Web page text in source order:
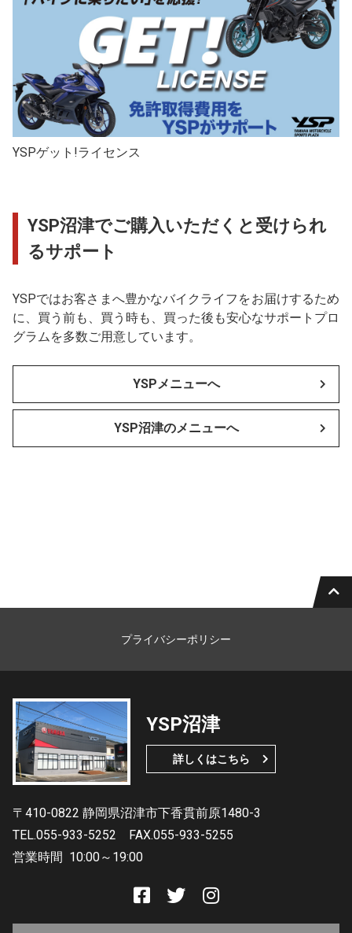
YSPゲット!ライセンス
YSP沼津でご購入いただくと受けられ
るサポート
YSPではお客さまへ豊かなバイクライフをお届けするため
に、買う前も、買う時も、買った後も安心なサポートプロ
グラムを多数ご用意しています。
YSPメニューへ
YSP沼津のメニューへ
プライバシーポリシー
YSP沼津
詳しくはこちら
〒410-0822 静岡県沼津市下香貫前原1480-3
TEL.055-933-5252
FAX.055-933-5255
営業時間 10:00～19:00